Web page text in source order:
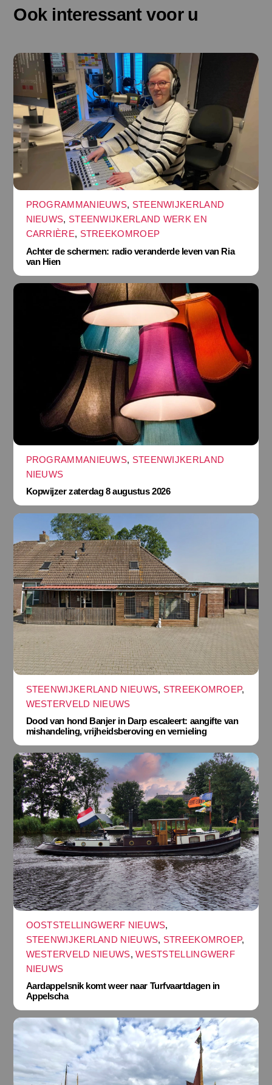
Ook interessant voor u
PROGRAMMANIEUWS, STEENWIJKERLAND
NIEUWS, STEENWIJKERLAND WERK EN
CARRIÈRE, STREEKOMROEP
Achter de schermen: radio veranderde leven van Ria
van Hien
PROGRAMMANIEUWS, STEENWIJKERLAND
NIEUWS
Kopwijzer zaterdag 8 augustus 2026
STEENWIJKERLAND NIEUWS, STREEKOMROEP,
WESTERVELD NIEUWS
Dood van hond Banjer in Darp escaleert: aangifte van
mishandeling, vrijheidsberoving en vernieling
OOSTSTELLINGWERF NIEUWS,
STEENWIJKERLAND NIEUWS, STREEKOMROEP,
WESTERVELD NIEUWS,WESTSTELLINGWERF
NIEUWS
Aardappelsnik komt weer naar Turfvaartdagen in
Appelscha